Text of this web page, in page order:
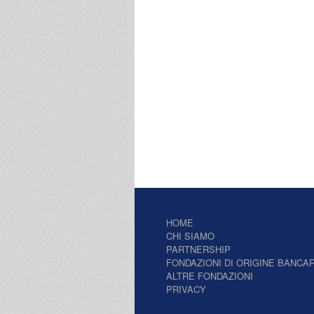
HOME
CHI SIAMO
PARTNERSHIP
FONDAZIONI DI ORIGINE
ALTRE FONDAZIONI
PRIVACY